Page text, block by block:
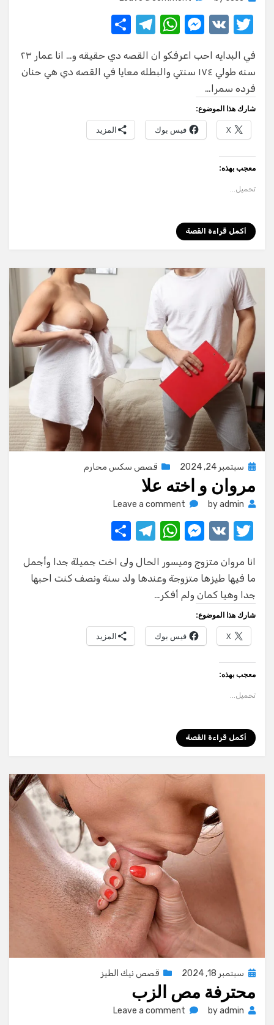
السمره
واحر
T
it
te
r
V
M
ss
e
g
er
W
at
s
p
p
T
e
gr
m
ar
e
في البدايه احب اعرفكو ان القصه دي حقيقه و… انا عمار ٢٣
سنه طولي ١٧٤ سنتي والبطله معايا في القصه دي هي حنان
فرده سمرا…
شارك هذا الموضوع:
X فيس بوك المزيد
معجب بهذه:
تحميل...
أكمل قراءة القصة
Posted
سبتمبر 24, 2024 قصص سكس محارم
مروان و اخته علا
byadmin
Leave a comment
on
اخته
علا
T
it
te
r
V
M
ss
e
n
g
er
W
at
s
p
p
T
e
gr
m
ar
e
انا مروان متزوج وميسور الحال ولى اخت جميلة جدا وأجمل
ما فيها طيزها متزوجة وعندها ولد سنة ونصف كنت احبها
جدا وهيا كمان ولم أفكر…
شارك هذا الموضوع:
X فيس بوك المزيد
معجب بهذه:
تحميل...
أكمل قراءة القصة
Posted
سبتمبر 18, 2024 قصص نيك الطيز
محترفة مص الزب
byadmin
Leave a comment
on